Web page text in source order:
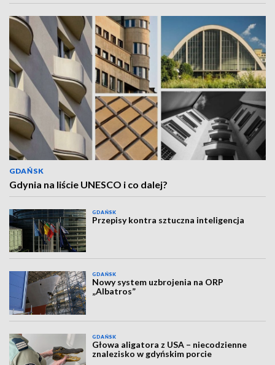
GDAŃSK
Gdynia na liście UNESCO i co dalej?
GDAŃSK
Przepisy kontra sztuczna inteligencja
GDAŃSK
Nowy system uzbrojenia na ORP
„Albatros”
GDAŃSK
Głowa aligatora z USA – niecodzienne
znalezisko w gdyńskim porcie